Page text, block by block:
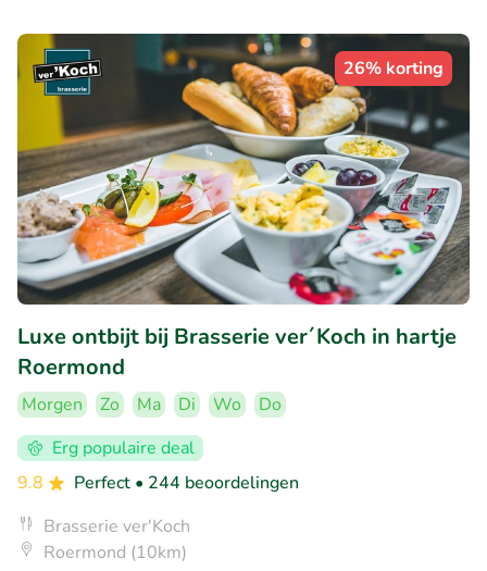
26% korting
Luxe ontbijt bij Brasserie ver´Koch in hartje
Roermond
Morgen Zo Ma Di Wo
Do
Erg populaire deal
9.8
Perfect • 244 beoordelingen
Brasserie ver'Koch
Roermond (10km)